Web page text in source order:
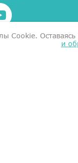
Services are
Сookie.
и